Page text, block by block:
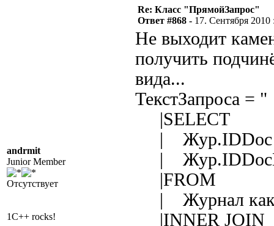
andrmit
Junior Member
Отсутствует
1C++ rocks!
Re: Класс "ПрямойЗапрос"
Ответ #868 - 17. Сентября 2010
Не выходит
получить
вида...
ТекстЗапроса = "
|SELECT
| Жур.IDDoc
|
|FROM
| Журнал
|INNER JOIN